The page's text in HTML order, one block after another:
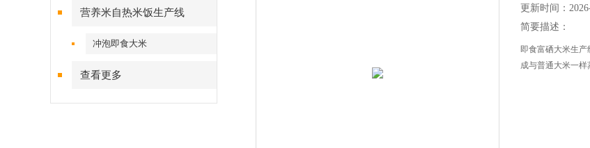
营养米自热米饭生产线
冲泡即食大米
查看更多
更新时间：
简要描述：
即食富硒大米生
成与普通大米一样